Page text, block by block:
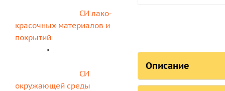
Описание
СИ лако-
красочных материалов и
покрытий
СИ
окружающей среды